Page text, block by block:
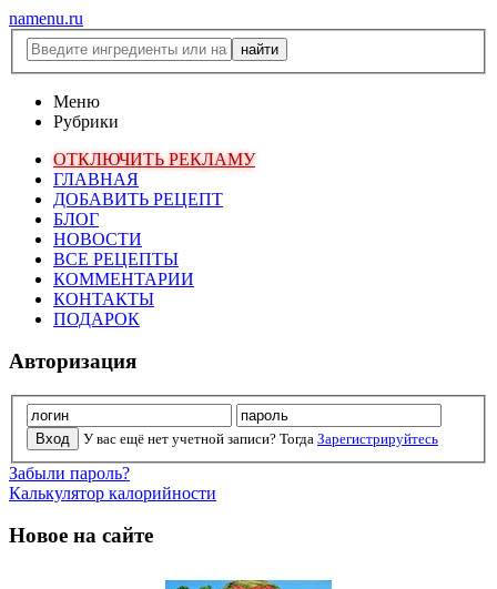
namenu.ru
Меню
Рубрики
ОТКЛЮЧИТЬ РЕКЛАМУ
ГЛАВНАЯ
ДОБАВИТЬ РЕЦЕПТ
БЛОГ
НОВОСТИ
ВСЕ РЕЦЕПТЫ
КОММЕНТАРИИ
КОНТАКТЫ
ПОДАРОК
Авторизация
У вас ещё нет учетной записи? Тогда Зарегистрируйтесь
Забыли пароль?
Калькулятор калорийности
Новое на сайте